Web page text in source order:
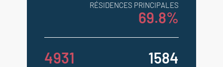
RÉSIDENCES PRINCIPALES
69.8%
4931 1584